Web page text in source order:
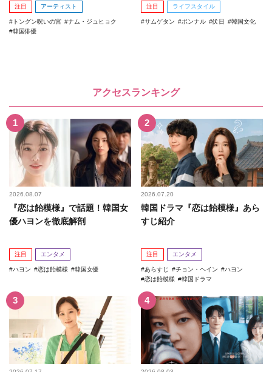
注目 アーティスト
トングン呪いの宮
ナム・ジュヒョク
韓国俳優
注目 ライフスタイル
サムゲタン ポンナル 伏日 韓国文化
アクセスランキング
2026.08.07
『恋は飴模様』で話題！韓国女
優ハヨンを徹底解剖
注目 エンタメ
ハヨン 恋は飴模様 韓国女優
2026.07.20
韓国ドラマ『恋は飴模様』あら
すじ紹介
注目 エンタメ
あらすじ チョン・ヘイン
ハヨン
恋は飴模様
韓国ドラマ